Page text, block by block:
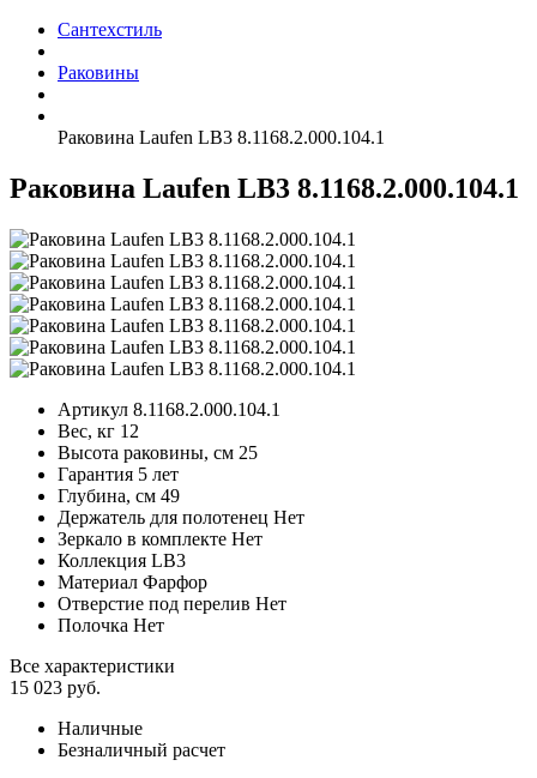
Сантехстиль
Раковины
Раковина Laufen LB3 8.1168.2.000.104.1
Раковина Laufen LB3 8.1168.2.000.104.1
Артикул 8.1168.2.000.104.1
Вес, кг 12
Высота раковины, см 25
Гарантия 5 лет
Глубина, см 49
Держатель для полотенец Нет
Зеркало в комплекте Нет
Коллекция LB3
Материал Фарфор
Отверстие под перелив Нет
Полочка Нет
Все характеристики
15 023 руб.
Наличные
Безналичный расчет